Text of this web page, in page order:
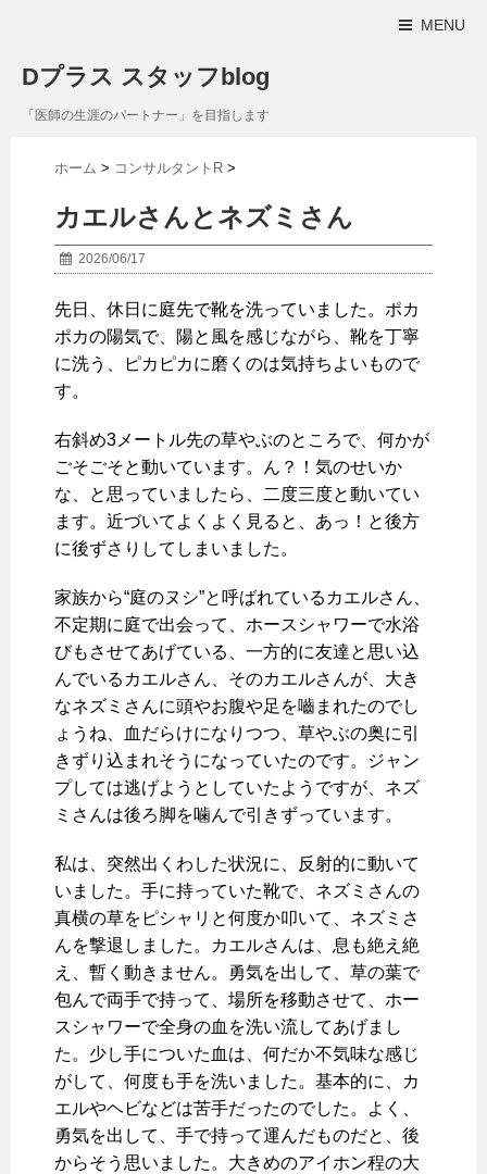
MENU
Dプラス スタッフblog
「医師の生涯のパートナー」を目指します
ホーム > コンサルタントR >
カエルさんとネズミさん
2026/06/17
先日、休日に庭先で靴を洗っていました。ポカ
ポカの陽気で、陽と風を感じながら、靴を丁寧
に洗う、ピカピカに磨くのは気持ちよいもので
す。
右斜め3メートル先の草やぶのところで、何かが
ごそごそと動いています。ん？！気のせいか
な、と思っていましたら、二度三度と動いてい
ます。近づいてよくよく見ると、あっ！と後方
に後ずさりしてしまいました。
家族から“庭のヌシ”と呼ばれているカエルさん、
不定期に庭で出会って、ホースシャワーで水浴
びもさせてあげている、一方的に友達と思い込
んでいるカエルさん、そのカエルさんが、大き
なネズミさんに頭やお腹や足を嚙まれたのでし
ょうね、血だらけになりつつ、草やぶの奥に引
きずり込まれそうになっていたのです。ジャン
プしては逃げようとしていたようですが、ネズ
ミさんは後ろ脚を噛んで引きずっています。
私は、突然出くわした状況に、反射的に動いて
いました。手に持っていた靴で、ネズミさんの
真横の草をピシャリと何度か叩いて、ネズミさ
んを撃退しました。カエルさんは、息も絶え絶
え、暫く動きません。勇気を出して、草の葉で
包んで両手で持って、場所を移動させて、ホー
スシャワーで全身の血を洗い流してあげまし
た。少し手についた血は、何だか不気味な感じ
がして、何度も手を洗いました。基本的に、カ
エルやヘビなどは苦手だったのでした。よく、
勇気を出して、手で持って運んだものだと、後
からそう思いました。大きめのアイホン程の大